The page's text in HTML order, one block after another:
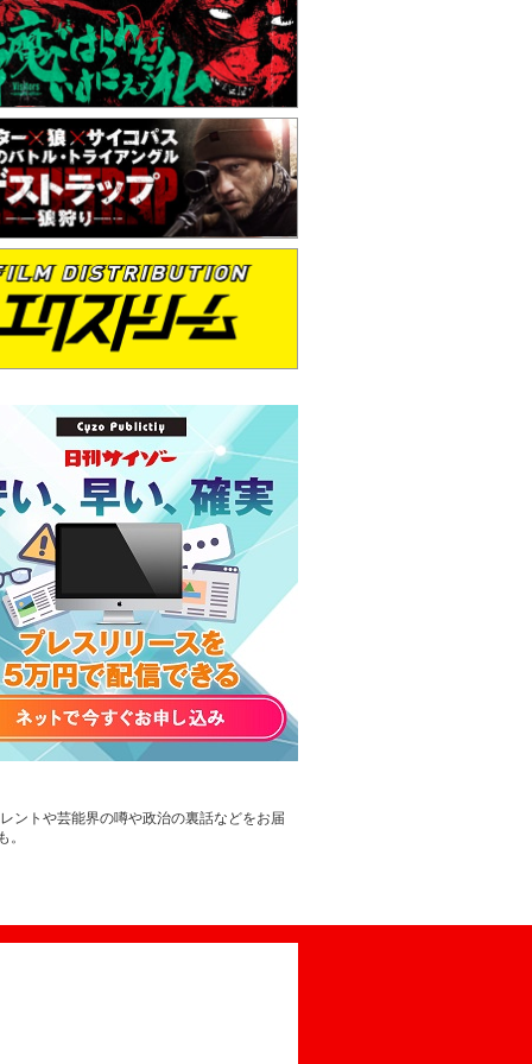
ントや芸能界の噂や政治の裏話などをお届